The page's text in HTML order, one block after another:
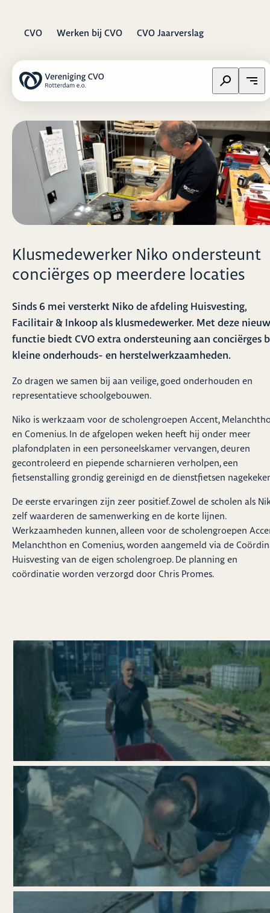
CVO Werken bij CVO CVO Jaarverslag
Zoeken op
Klusmedewerker Niko ondersteunt
conciërges op meerdere locaties
Sinds 6 mei versterkt Niko de afdeling Huisvesting,
Facilitair & Inkoop als klusmedewerker. Met deze
functie biedt CVO extra ondersteuning aan conciërges
kleine onderhouds- en herstelwerkzaamheden.
Zo dragen we samen bij aan veilige, goed onderhouden en
representatieve schoolgebouwen.
Niko is werkzaam voor de scholengroepen Accent,
en Comenius. In de afgelopen weken heeft hij onder meer
plafondplaten in een personeelskamer vervangen, deuren
gecontroleerd en piepende scharnieren verholpen, een
fietsenstalling grondig gereinigd en de dienstfietsen
De eerste ervaringen zijn zeer positief. Zowel de scholen als
zelf waarderen de samenwerking en de korte lijnen.
Werkzaamheden kunnen, alleen voor de scholengroepen
Melanchthon en Comenius, worden aangemeld via de
Huisvesting van de eigen scholengroep. De planning en
coördinatie worden verzorgd door Chris Promes.